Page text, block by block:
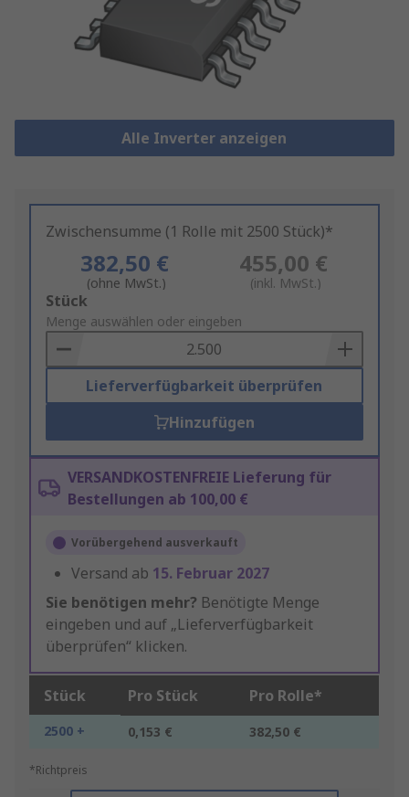
Alle Inverter anzeigen
Zwischensumme (1 Rolle mit 2500 Stück)*
382,50 €
(ohne MwSt.)
455,00 €
(inkl. MwSt.)
Add
to
Basket
Stück
Menge auswählen oder eingeben
Lieferverfügbarkeit überprüfen
Hinzufügen
VERSANDKOSTENFREIE Lieferung für
Bestellungen ab 100,00 €
Vorübergehend ausverkauft
Versand ab 15. Februar 2027
Sie benötigen mehr? Benötigte Menge
eingeben und auf „Lieferverfügbarkeit
überprüfen“ klicken.
Stück Pro Stück Pro Rolle*
2500 + 0,153 € 382,50 €
*Richtpreis